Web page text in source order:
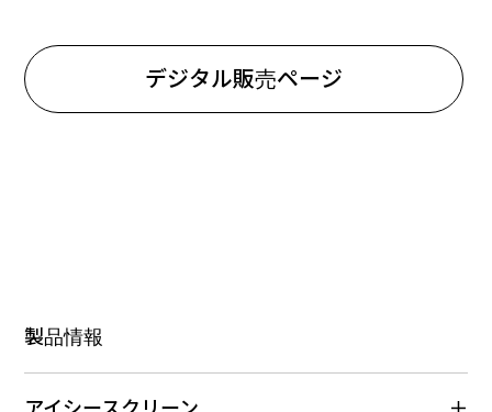
製品情報
デジタル販売ページ